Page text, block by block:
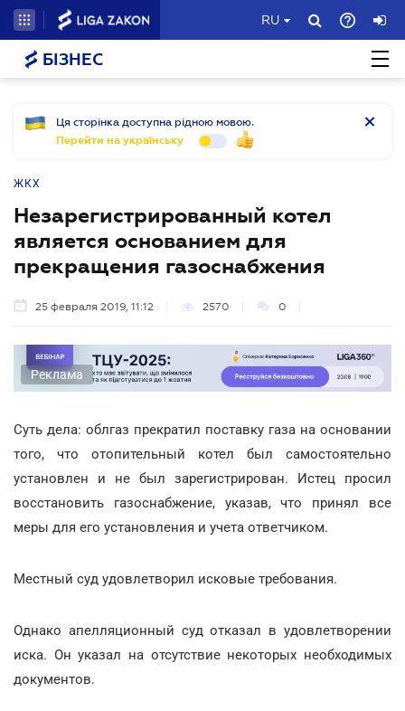
RU
БІЗНЕС
Ця сторінка доступна рідною мовою.
Перейти на українську
ЖКХ
Незарегистрированный котел
является основанием для
прекращения газоснабжения
25 февраля 2019, 11:12 2570 0
Реклама
Суть дела: облгаз прекратил поставку газа на основании
того, что отопительный котел был самостоятельно
установлен и не был зарегистрирован. Истец просил
восстановить газоснабжение, указав, что принял все
меры для его установления и учета ответчиком.
Местный суд удовлетворил исковые требования.
Однако апелляционный суд отказал в удовлетворении
иска. Он указал на отсутствие некоторых необходимых
документов.